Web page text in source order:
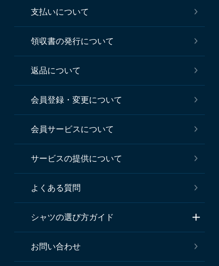
支払いについて
領収書の発行について
返品について
会員登録・変更について
会員サービスについて
サービスの提供について
よくある質問
シャツの選び方ガイド
お問い合わせ